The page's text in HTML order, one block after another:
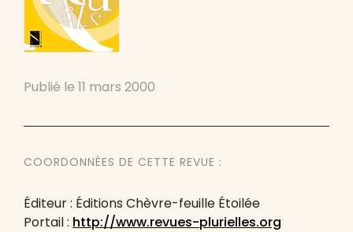
Publié le 11 mars 2000
COORDONNÉES DE CETTE REVUE :
Éditeur : Éditions Chèvre-feuille Étoilée
Portail : http://www.revues-plurielles.org